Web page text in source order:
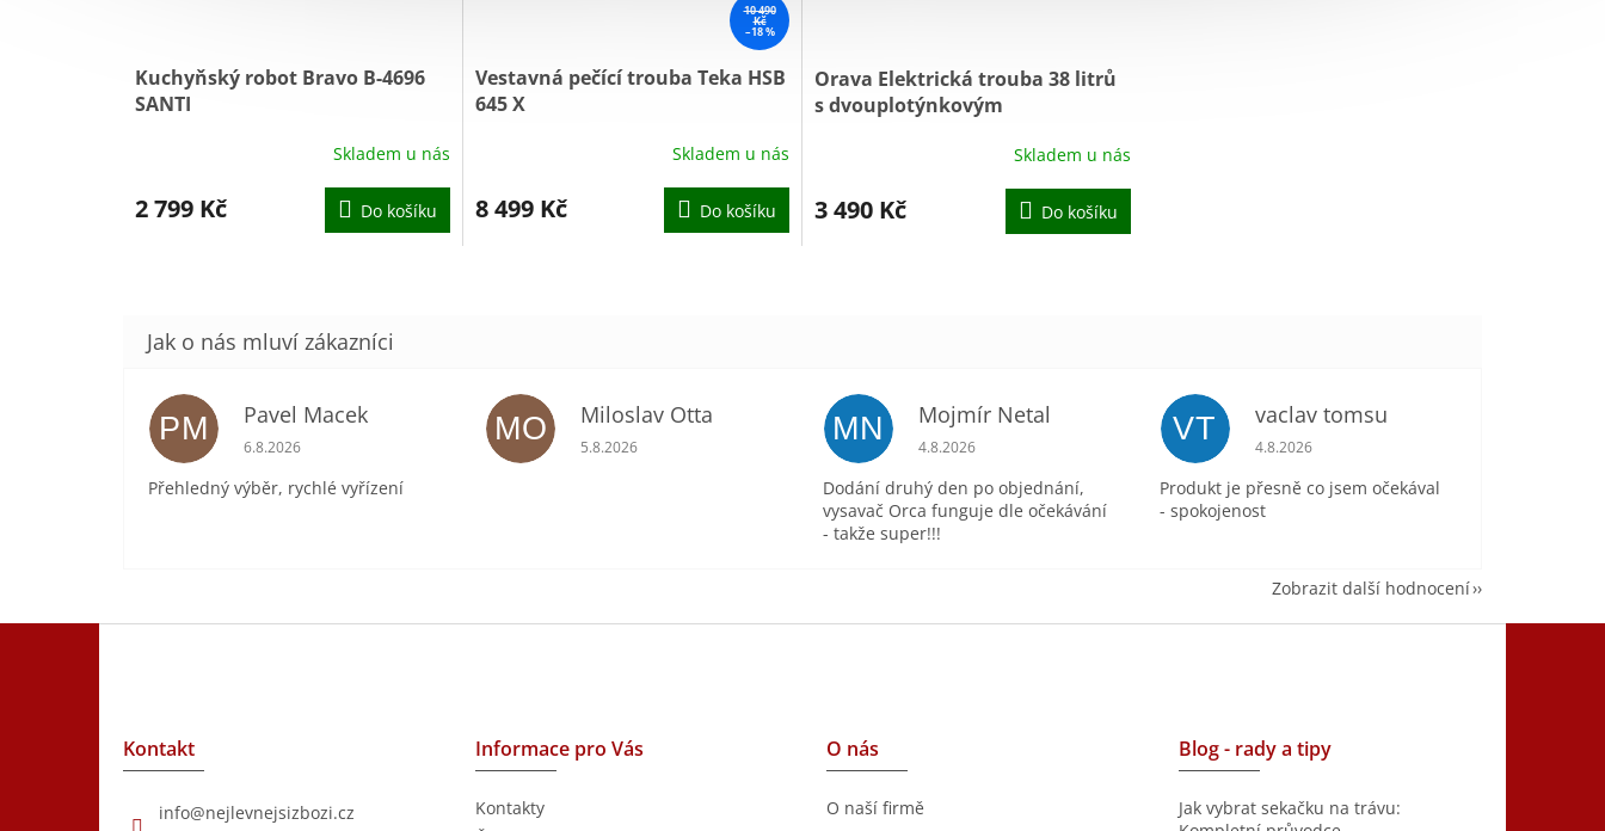
Kuchyňský robot Bravo B-4696
SANTI
produktu
je
Skladem u nás
2 799 Kč Do košíku
10 490
Kč
–18 %
Vestavná pečící trouba Teka HSB
645 X
Skladem u nás
8 499 Kč Do košíku
Orava Elektrická trouba 38 litrů
s dvouplotýnkovým
produktu
je
Skladem u nás
3 490 Kč Do košíku
PM Pavel Macek
Hodnocení obchodu je 5 z 5 hvězdiček.
6.8.2026
Přehledný výběr, rychlé vyřízení
MO Miloslav Otta
Hodnocení obchodu je 5 z 5 hvězdiček.
5.8.2026
MN Mojmír Netal
Hodnocení obchodu je 5 z 5 hvězdiček.
4.8.2026
Dodání druhý den po objednání,
vysavač Orca funguje dle očekávání
- takže super!!!
VT vaclav tomsu
Hodnocení obchodu je 5 z 5 hvězdiček.
4.8.2026
Produkt je přesně co jsem očekával
- spokojenost
Zobrazit další hodnocení
Kontakt
info@nejlevnejsizbozi.cz
Informace pro Vás
Kontakty
O nás
O naší firmě
Blog - rady a tipy
Jak vybrat sekačku na trávu: